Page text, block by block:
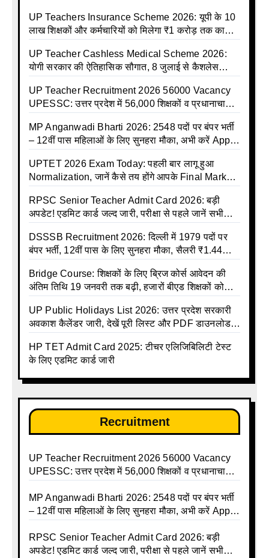
UP Teachers Insurance Scheme 2026: यूपी के 10
लाख शिक्षकों और कर्मचारियों को मिलेगा ₹1 करोड़ तक का
UP Teacher Cashless Medical Scheme 2026:
योगी सरकार की ऐतिहासिक सौगात, 8 जुलाई से कैशलेस
UP Teacher Recruitment 2026 56000 Vacancy
UPESSC: उत्तर प्रदेश में 56,000 शिक्षकों व प्रधानाचार्यों
MP Anganwadi Bharti 2026: 2548 पदों पर बंपर भर्ती
– 12वीं पास महिलाओं के लिए सुनहरा मौका, अभी करें Apply
UPTET 2026 Exam Today: पहली बार लागू हुआ
Normalization, जानें कैसे तय होंगे आपके Final Marks
RPSC Senior Teacher Admit Card 2026: बड़ी
अपडेट! एडमिट कार्ड जल्द जारी, परीक्षा से पहले जानें सभी
DSSSB Recruitment 2026: दिल्ली में 1979 पदों पर
बंपर भर्ती, 12वीं पास के लिए सुनहरा मौका, सैलरी ₹1.44
Bridge Course: शिक्षकों के लिए ब्रिज कोर्स आवेदन की
अंतिम तिथि 19 जनवरी तक बढ़ी, हजारों बीएड शिक्षकों को
UP Public Holidays List 2026: उत्तर प्रदेश सरकारी
अवकाश कैलेंडर जारी, देखें पूरी लिस्ट और PDF डाउनलोड
talika | Sarkari Avkash Talika | Up Holidays List |
Holidays Calendar
HP TET Admit Card 2025: टीचर एलिजिबिलिटी टेस्ट
के लिए एडमिट कार्ड जारी
Recruitment
UP Teacher Recruitment 2026 56000 Vacancy
UPESSC: उत्तर प्रदेश में 56,000 शिक्षकों व प्रधानाचार्यों
MP Anganwadi Bharti 2026: 2548 पदों पर बंपर भर्ती
– 12वीं पास महिलाओं के लिए सुनहरा मौका, अभी करें Apply
RPSC Senior Teacher Admit Card 2026: बड़ी
अपडेट! एडमिट कार्ड जल्द जारी, परीक्षा से पहले जानें सभी